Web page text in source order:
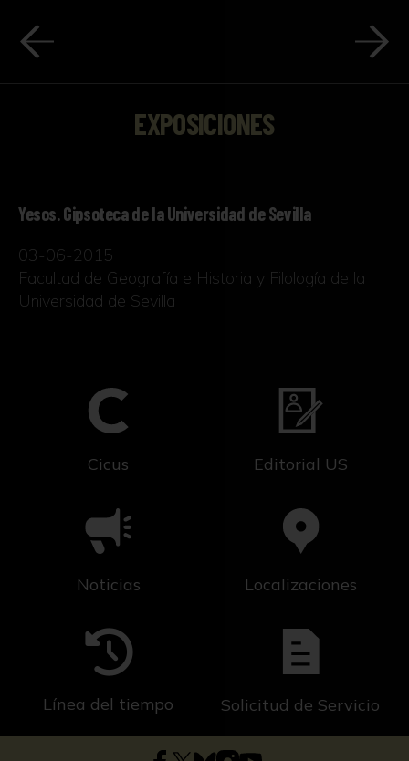
EXPOSICIONES
Yesos. Gipsoteca de la Universidad de Sevilla
03-06-2015
Facultad de Geografía e Historia y Filología de la
Universidad de Sevilla
Cicus Editorial US
Noticias Localizaciones
Línea del tiempo Solicitud de Servicio